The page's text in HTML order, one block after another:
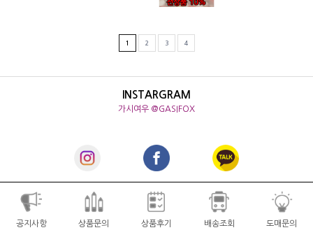
1 2 3 4
INSTARGRAM
가시여우 @GASIFOX
공지사항 상품문의 상품후기 배송조회 도매문의